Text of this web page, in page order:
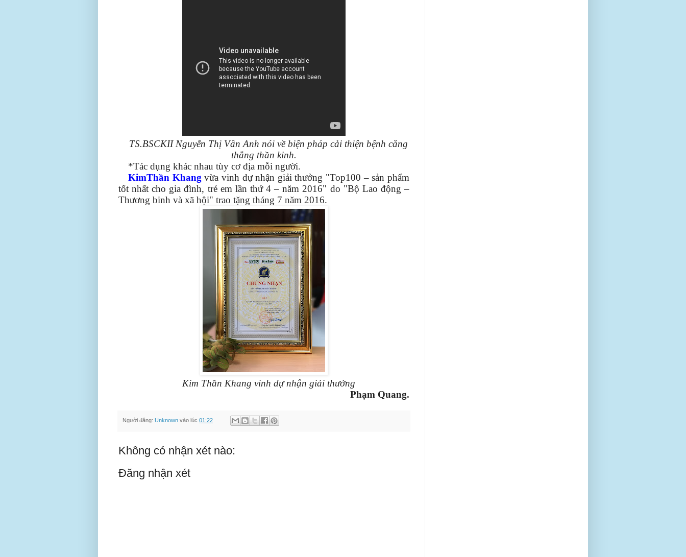
TS.BSCKII Nguyễn Thị Vân Anh nói về biện pháp cải thiện bệnh căng
thẳng thần kinh.
*Tác dụng khác nhau tùy cơ địa mỗi người.
KimThần Khang vừa vinh dự nhận giải thưởng "Top100 – sản phẩm
tốt nhất cho gia đình, trẻ em lần thứ 4 – năm 2016" do "Bộ Lao động –
Thương binh và xã hội" trao tặng tháng 7 năm 2016.
Kim Thần Khang vinh dự nhận giải thưởng
Phạm Quang.
Người đăng: Unknown vào lúc 01:22
Không có nhận xét nào:
Đăng nhận xét